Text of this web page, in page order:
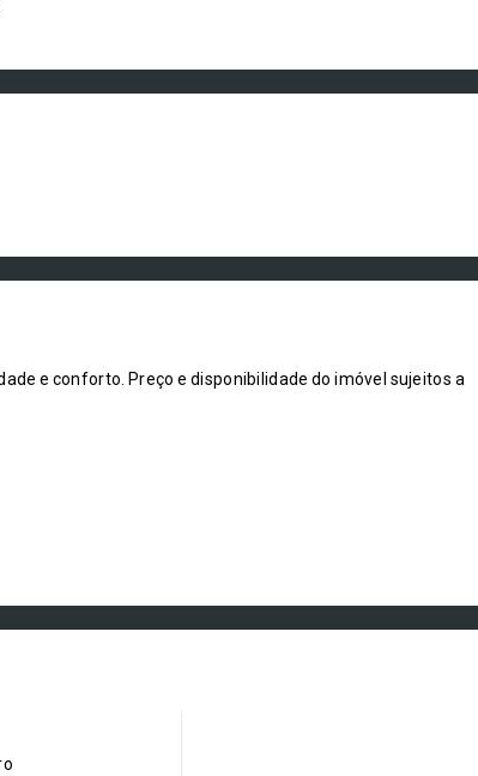
e conforto. Preço e disponibilidade do imóvel sujeitos a